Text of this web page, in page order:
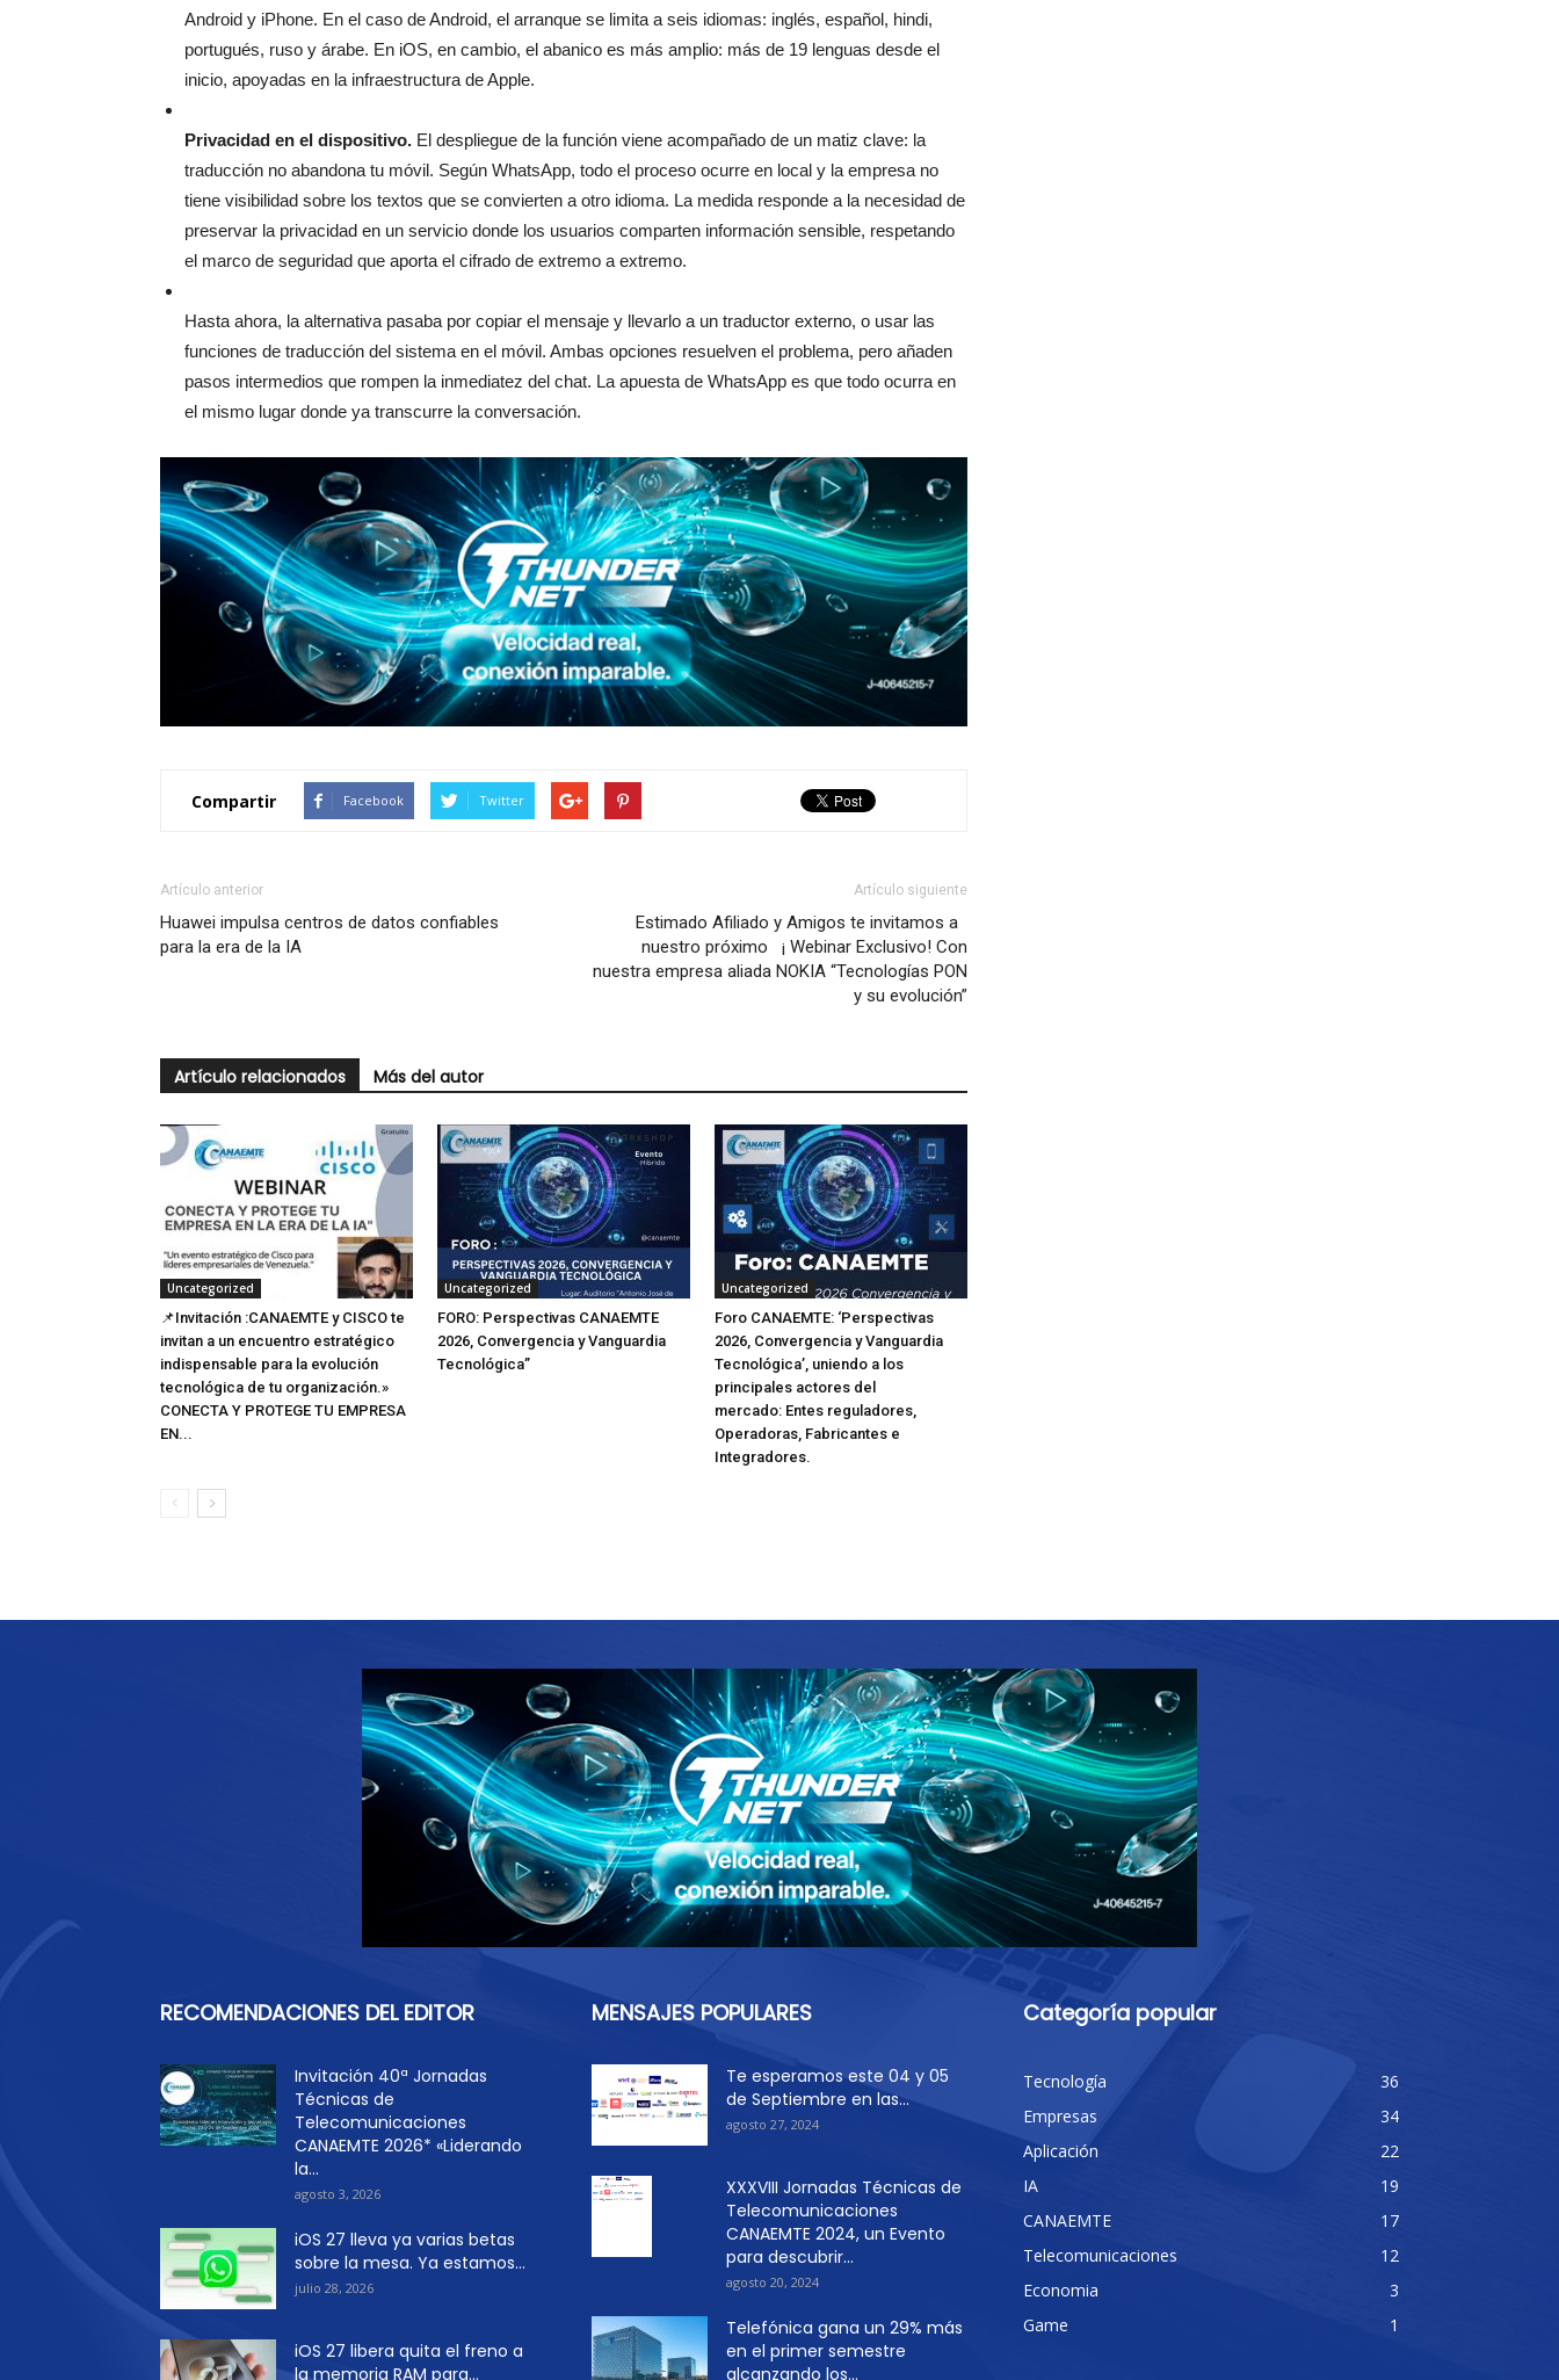
Android y iPhone. En el caso de Android, el arranque se limita a seis idiomas: inglés, español, hindi,
portugués, ruso y árabe. En iOS, en cambio, el abanico es más amplio: más de 19 lenguas desde el
inicio, apoyadas en la infraestructura de Apple.
Privacidad en el dispositivo. El despliegue de la función viene acompañado de un matiz clave: la
traducción no abandona tu móvil. Según WhatsApp, todo el proceso ocurre en local y la empresa no
tiene visibilidad sobre los textos que se convierten a otro idioma. La medida responde a la necesidad de
preservar la privacidad en un servicio donde los usuarios comparten información sensible, respetando
el marco de seguridad que aporta el cifrado de extremo a extremo.
Hasta ahora, la alternativa pasaba por copiar el mensaje y llevarlo a un traductor externo, o usar las
funciones de traducción del sistema en el móvil. Ambas opciones resuelven el problema, pero añaden
pasos intermedios que rompen la inmediatez del chat. La apuesta de WhatsApp es que todo ocurra en
el mismo lugar donde ya transcurre la conversación.
Compartir Facebook Twitter
Artículo anterior
Huawei impulsa centros de datos confiables
para la era de la IA
Artículo siguiente
Estimado Afiliado y Amigos te invitamos a
nuestro próximo ¡ Webinar Exclusivo! Con
nuestra empresa aliada NOKIA “Tecnologías PON
y su evolución”
Artículo relacionados Más del autor
Uncategorized
📌Invitación :CANAEMTE y CISCO te
invitan a un encuentro estratégico
indispensable para la evolución
tecnológica de tu organización.»
CONECTA Y PROTEGE TU EMPRESA
EN...
Uncategorized
FORO: Perspectivas CANAEMTE
2026, Convergencia y Vanguardia
Tecnológica”
Uncategorized
Foro CANAEMTE: ‘Perspectivas
2026, Convergencia y Vanguardia
Tecnológica’, uniendo a los
principales actores del
mercado: Entes reguladores,
Operadoras, Fabricantes e
Integradores.
RECOMENDACIONES DEL EDITOR
Invitación 40ª Jornadas
Técnicas de
Telecomunicaciones
CANAEMTE 2026* «Liderando
la...
agosto 3, 2026
iOS 27 lleva ya varias betas
sobre la mesa. Ya estamos...
julio 28, 2026
iOS 27 libera quita el freno a
la memoria RAM para...
MENSAJES POPULARES
Te esperamos este 04 y 05
de Septiembre en las...
agosto 27, 2024
XXXVIII Jornadas Técnicas de
Telecomunicaciones
CANAEMTE 2024, un Evento
para descubrir...
agosto 20, 2024
Telefónica gana un 29% más
en el primer semestre
alcanzando los...
Categoría popular
Tecnología
36
Empresas
34
Aplicación
22
IA
19
CANAEMTE
17
Telecomunicaciones
12
Economia
3
Game
1